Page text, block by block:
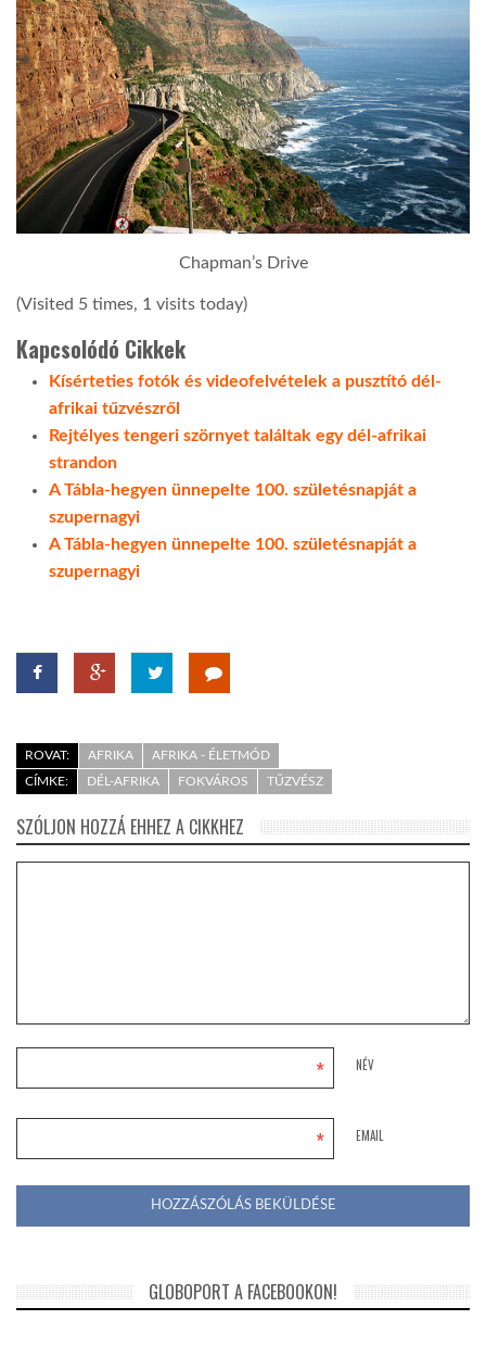
Chapman’s Drive
(Visited 5 times, 1 visits today)
Kapcsolódó Cikkek
Kísérteties fotók és videofelvételek a pusztító dél-
afrikai tűzvészről
Rejtélyes tengeri szörnyet találtak egy dél-afrikai
strandon
A Tábla-hegyen ünnepelte 100. születésnapját a
szupernagyi
A Tábla-hegyen ünnepelte 100. születésnapját a
szupernagyi
ROVAT: AFRIKA
AFRIKA - ÉLETMÓD
CÍMKE:
DÉL-AFRIKA FOKVÁROS TŰZVÉSZ
SZÓLJON HOZZÁ EHHEZ A CIKKHEZ
NÉV
*
EMAIL
*
GLOBOPORT A FACEBOOKON!